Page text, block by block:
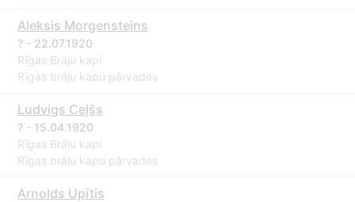
Aleksis Morgensteins
? - 22.07.1920
Rīgas Brāļu kapi
Rīgas brāļu kapu pārvades
Ludvigs Ceļšs
? - 15.04.1920
Rīgas Brāļu kapi
Rīgas brāļu kapu pārvades
Arnolds Upītis